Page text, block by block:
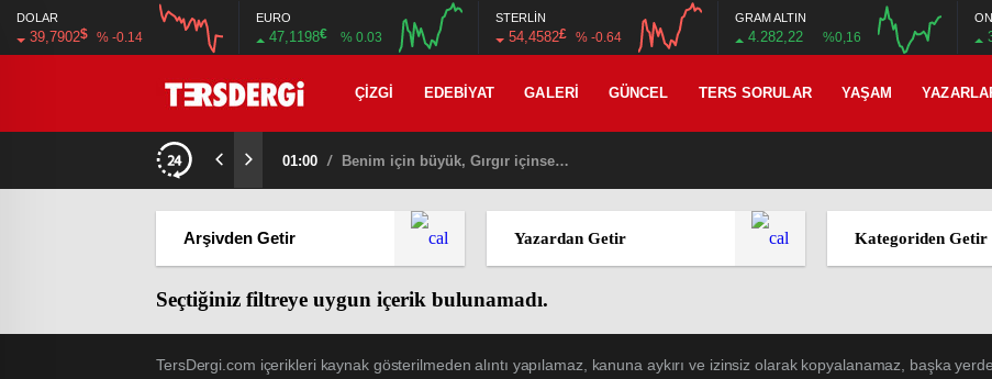
DOLAR
39,7902$ % -0.14
EURO
47,1198€ % 0.03
STERLİN
54,4582£ % -0.64
GRAM ALTIN
4.282,22 %0,16
ÇIZGI EDEBIYAT GALERI GÜNCEL TERS SORULAR YAŞAM
01:00 / Benim için büyük, Gırgır içinse…
Yazardan Getir Kategoriden Getir
Seçtiğiniz filtreye uygun içerik bulunamadı.
TersDergi.com içerikleri kaynak gösterilmeden alıntı yapılamaz, kanuna aykırı ve izinsiz olarak kopyalanamaz, başka